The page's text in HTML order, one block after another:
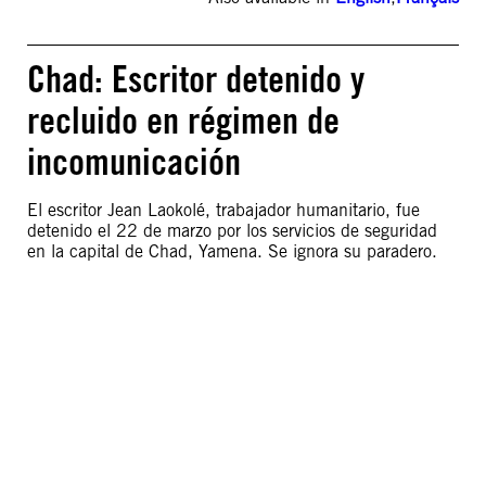
Chad: Escritor detenido y
recluido en régimen de
incomunicación
El escritor Jean Laokolé, trabajador humanitario, fue
detenido el 22 de marzo por los servicios de seguridad
en la capital de Chad, Yamena. Se ignora su paradero.